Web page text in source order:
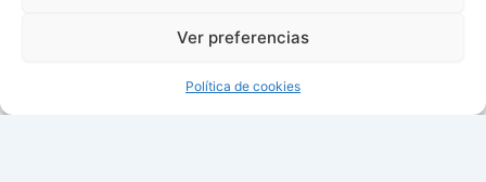
Ver preferencias
Política de cookies